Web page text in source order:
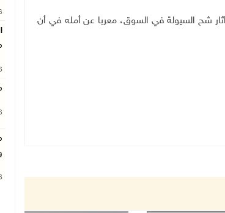
شح السيولة في السوق، معربا عن أمله في أن